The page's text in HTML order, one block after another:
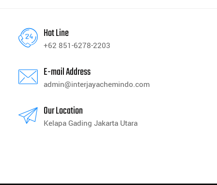
Hot Line
+62 851-6278-2203
E-mail Address
admin@interjayachemindo.com
Our Location
Kelapa Gading Jakarta Utara